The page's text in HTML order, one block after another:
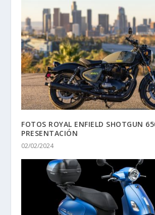
FOTOS ROYAL ENFIELD SHOTGUN
PRESENTACIÓN
02/02/2024